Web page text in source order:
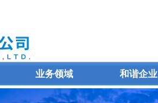
业务领域 和谐企业